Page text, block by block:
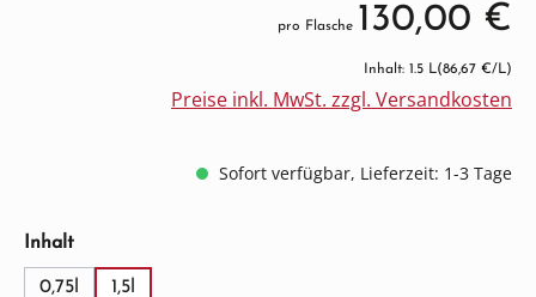
pro Flasche 130,00 €
Inhalt: 1.5 L(86,67 €/L)
Preise inkl. MwSt. zzgl. Versandkosten
Sofort verfügbar, Lieferzeit: 1-3 Tage
Inhaltauswählen
0,75l 1,5l